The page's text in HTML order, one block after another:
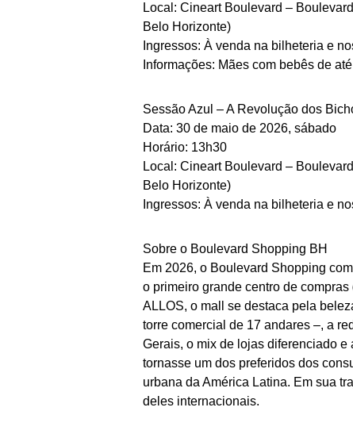
Local: Cineart Boulevard –
Belo Horizonte)
Ingressos: À venda na bilheteria e
Informações: Mães com bebês de
Sessão Azul – A Revolução dos
Data: 30 de maio de 2026, sábado
Horário: 13h30
Local: Cineart Boulevard –
Belo Horizonte)
Ingressos: À venda na bilheteria e
Sobre o Boulevard Shopping BH
Em 2026, o Boulevard Shopping
o primeiro grande centro de
ALLOS, o mall se destaca pela
torre comercial de 17 andares –, a
Gerais, o mix de lojas diferenciado
tornasse um dos preferidos dos
urbana da América Latina. Em sua
deles internacionais.